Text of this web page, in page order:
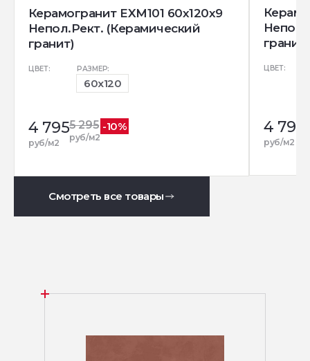
Керамогранит EXM101 60x120x9
Непол.Рект. (Керамический
гранит)
ЦВЕТ: РАЗМЕР:
60x120
4 795
руб/м2
5 295
руб/м2
-10%
гранит)
ЦВЕТ:
4 795
руб/м2
Смотреть все товары